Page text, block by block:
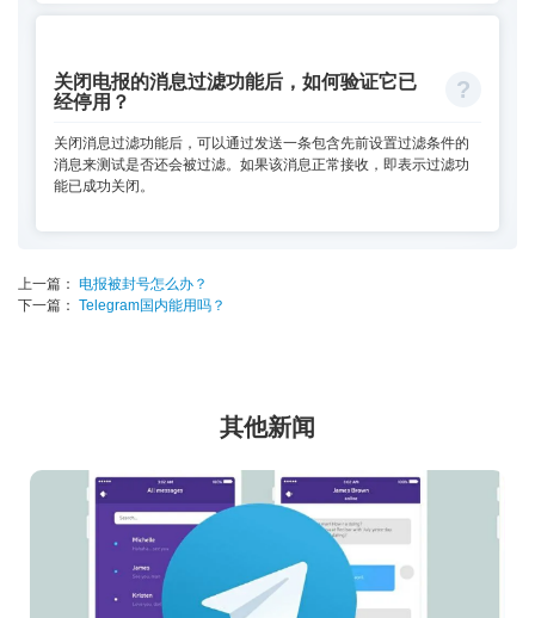
关闭电报的消息过滤功能后，如何验证它已
经停用？
关闭消息过滤功能后，可以通过发送一条包含先前设置过滤条件的
消息来测试是否还会被过滤。如果该消息正常接收，即表示过滤功
能已成功关闭。
上一篇： 电报被封号怎么办？
下一篇： Telegram国内能用吗？
其他新闻